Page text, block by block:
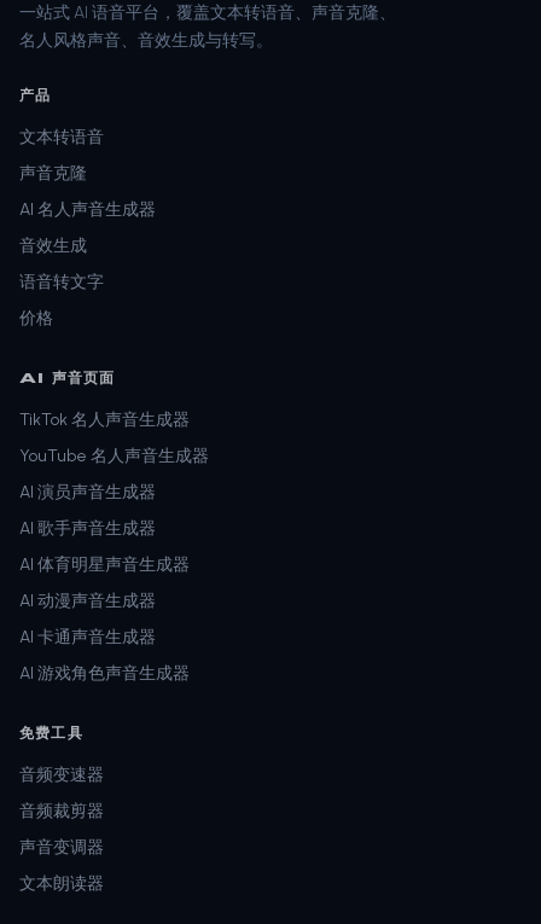
一站式 AI 语音平台，覆盖文本转语音、声音克隆、
名人风格声音、音效生成与转写。
产品
文本转语音
声音克隆
AI 名人声音生成器
音效生成
语音转文字
价格
AI 声音页面
TikTok 名人声音生成器
YouTube 名人声音生成器
AI 演员声音生成器
AI 歌手声音生成器
AI 体育明星声音生成器
AI 动漫声音生成器
AI 卡通声音生成器
AI 游戏角色声音生成器
免费工具
音频变速器
音频裁剪器
声音变调器
文本朗读器